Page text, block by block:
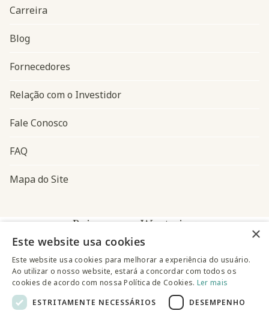
Navegação do rodapé
Carreira
Blog
Fornecedores
Relação com o Investidor
Fale Conosco
FAQ
Mapa do Site
Baixe o app Westwing
×
Este website usa cookies
Este website usa cookies para melhorar a experiência do usuário.
Ao utilizar o nosso website, estará a concordar com todos os
cookies de acordo com nossa Política de Cookies. Ler mais
ESTRITAMENTE NECESSÁRIOS
DESEMPENHO